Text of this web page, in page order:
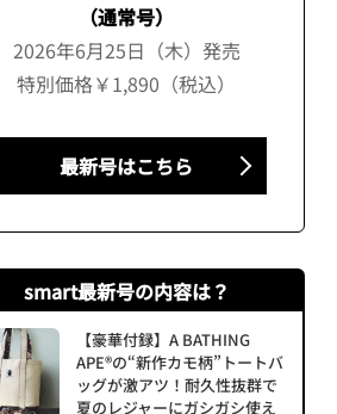
（通常号）
2026年6月25日（木）発売
特別価格￥1,890（税込）
最新号はこちら
smart最新号の内容は？
【豪華付録】A BATHING
APE®の“新作カモ柄”トートバ
ッグが激アツ！耐久性抜群で
夏のレジャーにガシガシ使え